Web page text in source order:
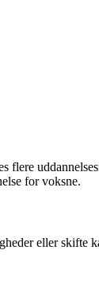
for voksne.
eller skifte